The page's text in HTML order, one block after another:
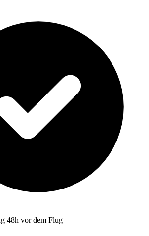
48h vor dem Flug